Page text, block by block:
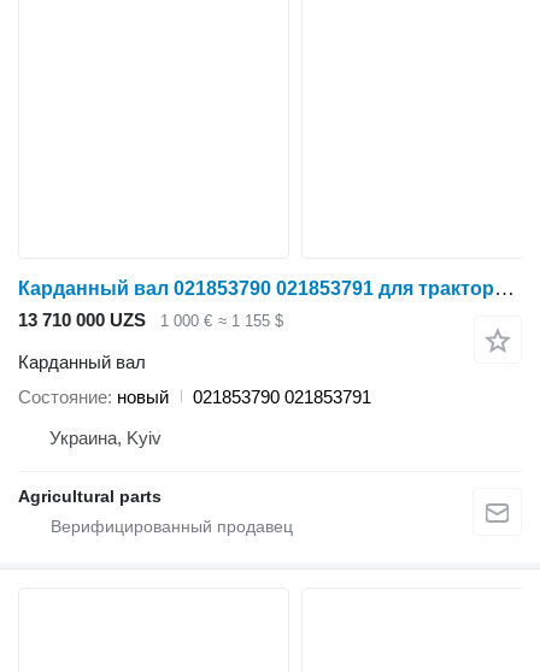
Карданный вал 021853790 021853791 для трактора колесного Claas Axion
13 710 000 UZS 1 000 € ≈ 1 155 $
Карданный вал
Состояние новый
021853790 021853791
Украина, Kyiv
Agricultural parts